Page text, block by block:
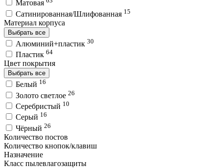
Матовая
Сатинированная/Шлифованная 15
Материал корпуса
Выбрать все
Алюминий+пластик 30
Пластик 64
Цвет покрытия
Выбрать все
Белый 16
Золото светлое 26
Серебристый 10
Серый 16
Чёрный 26
Количество постов
Количество кнопок/клавиш
Назначение
Класс пылевлагозащиты